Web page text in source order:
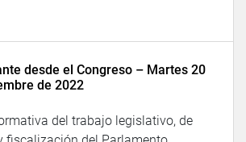
desde el Congreso – Martes 20
de 2022
del trabajo legislativo, de